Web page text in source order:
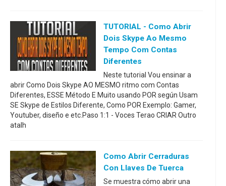
TUTORIAL - Como Abrir
Dois Skype Ao Mesmo
Tempo Com Contas
Diferentes
Neste tutorial Vou ensinar a
abrir Como Dois Skype AO MESMO ritmo com Contas
Diferentes, ESSE Método E Muito usando POR según Usam
SE Skype de Estilos Diferente, Como POR Exemplo: Gamer,
Youtuber, diseño e etc.Paso 1:1 - Voces Terao CRIAR Outro
atalh
Como Abrir Cerraduras
Con Llaves De Tuerca
Se muestra cómo abrir una